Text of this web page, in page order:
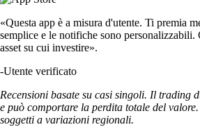
«Questa app è a misura d'utente. Ti premia
semplice e le notifiche sono personalizzabili.
asset su cui investire».
-Utente verificato
Recensioni basate su casi singoli. Il trading
e può comportare la perdita totale del
soggetti a variazioni regionali.